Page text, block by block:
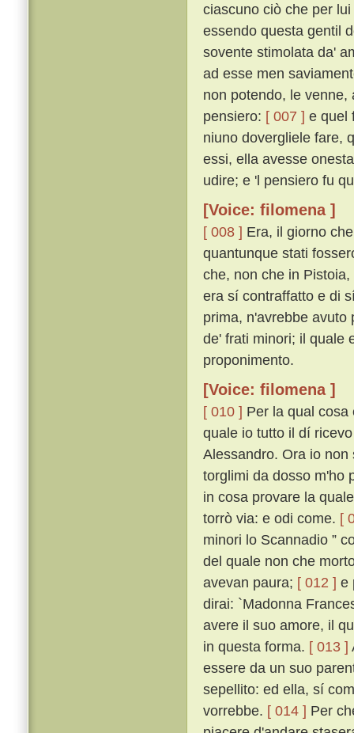
ciascuno ciò che per
essendo questa gentil
sovente stimolata da'
ad esse men
non potendo, le
pensiero: [ 007 ] e quel
niuno dovergliele fare,
essi, ella avesse
udire; e 'l pensiero fu
[Voice: filomena ]
[ 008 ] Era, il giorno
quantunque stati
che, non che in
era sí contraffatto e di
prima, n'avrebbe avuto
de' frati minori; il quale
proponimento.
[Voice: filomena ]
[ 010 ] Per la qual cosa
quale io tutto il dí
Alessandro. Ora io
torglimi da dosso m'ho
in cosa provare la
torrò via: e odi come. [
minori lo Scannadio ”
del quale non che
avevan paura; [ 012 ] e
dirai: `Madonna
avere il suo amore, il
in questa forma. [ 013 ]
essere da un suo
sepellito: ed ella, sí
vorrebbe. [ 014 ] Per